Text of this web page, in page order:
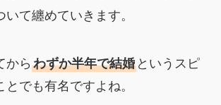
て纏めていきます。
から わずか半年で結婚というスピ
でも有名ですよね。